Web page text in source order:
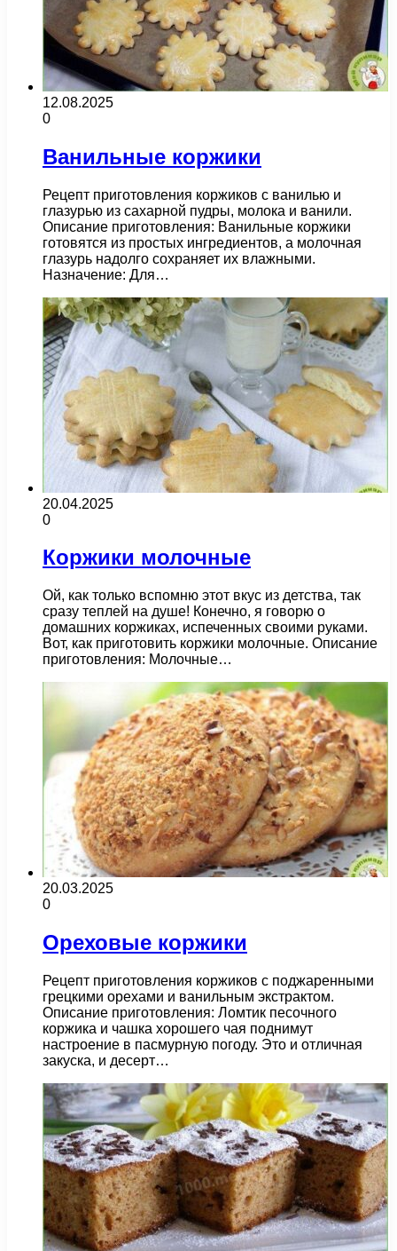
12.08.2025
0
Ванильные коржики
Рецепт приготовления коржиков с ванилью и
глазурью из сахарной пудры, молока и ванили.
Описание приготовления: Ванильные коржики
готовятся из простых ингредиентов, а молочная
глазурь надолго сохраняет их влажными.
Назначение: Для…
20.04.2025
0
Коржики молочные
Ой, как только вспомню этот вкус из детства, так
сразу теплей на душе! Конечно, я говорю о
домашних коржиках, испеченных своими руками.
Вот, как приготовить коржики молочные. Описание
приготовления: Молочные…
20.03.2025
0
Ореховые коржики
Рецепт приготовления коржиков с поджаренными
грецкими орехами и ванильным экстрактом.
Описание приготовления: Ломтик песочного
коржика и чашка хорошего чая поднимут
настроение в пасмурную погоду. Это и отличная
закуска, и десерт…